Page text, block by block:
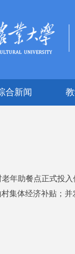
合新闻
年助餐点正式投
集体经济补贴；